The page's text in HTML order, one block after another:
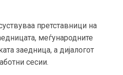
претставници на
меѓународните
заедница, а дијалогот
сесии.